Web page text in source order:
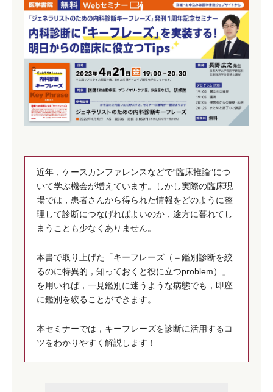
近年，ケースカンファレンスなどで“臨床推論”につ
いて学ぶ機会が増えています。しかし実際の臨床現
場では，患者さんから得られた情報をどのように整
理して診断につなげればよいのか，途方に暮れてし
まうことも少なくありません。
本書で取り上げた「キーフレーズ（＝鑑別診断を絞
るのに特異的，知っておくと役に立つproblem）」
を用いれば，一見鑑別に迷うような病態でも，即座
に鑑別を絞ることができます。
本セミナーでは，キーフレーズを診断に活用するコ
ツをわかりやすく解説します！